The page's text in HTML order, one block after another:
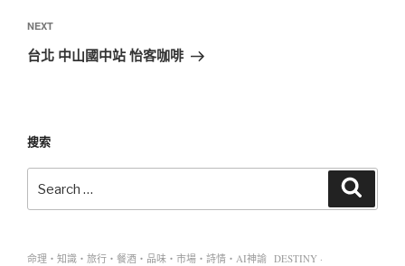
NEXT
台北 中山國中站 怡客咖啡
搜索
命理・知識・旅行・餐酒・品味・市場・詩情・AI神諭 DESTINY ·